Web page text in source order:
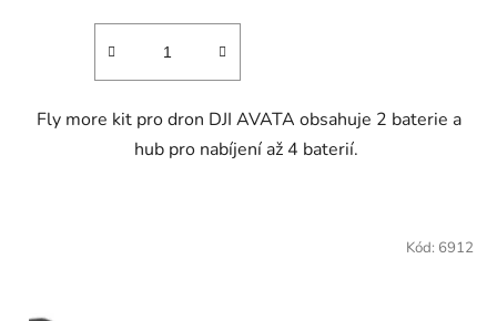
Fly more kit pro dron DJI AVATA obsahuje 2 baterie a
hub pro nabíjení až 4 baterií.
Kód: 6912